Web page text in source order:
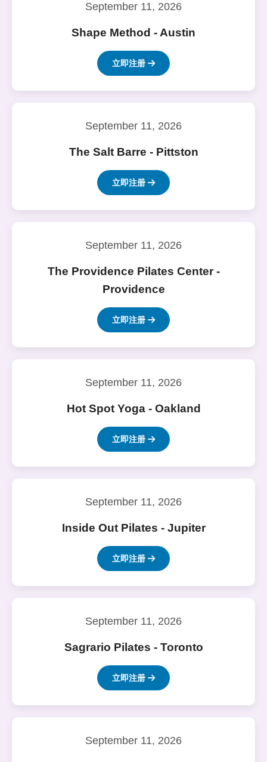
September 11, 2026
Shape Method - Austin
立即注册
September 11, 2026
The Salt Barre - Pittston
立即注册
September 11, 2026
The Providence Pilates Center -
Providence
立即注册
September 11, 2026
Hot Spot Yoga - Oakland
立即注册
September 11, 2026
Inside Out Pilates - Jupiter
立即注册
September 11, 2026
Sagrario Pilates - Toronto
立即注册
September 11, 2026